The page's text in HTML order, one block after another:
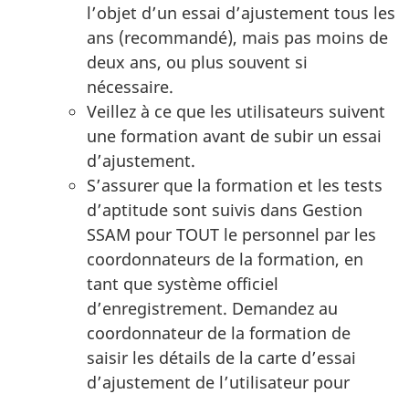
l’objet d’un essai d’ajustement tous les
ans (recommandé), mais pas moins de
deux ans, ou plus souvent si
nécessaire.
Veillez à ce que les utilisateurs suivent
une formation avant de subir un essai
d’ajustement.
S’assurer que la formation et les tests
d’aptitude sont suivis dans Gestion
SSAM pour TOUT le personnel par les
coordonnateurs de la formation, en
tant que système officiel
d’enregistrement. Demandez au
coordonnateur de la formation de
saisir les détails de la carte d’essai
d’ajustement de l’utilisateur pour